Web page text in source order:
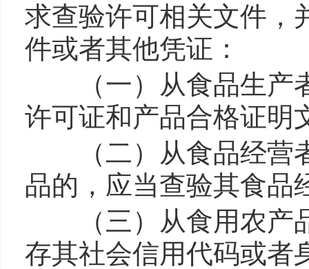
求查验许可相关文件，
件或者其他凭证：
（一）从食品生产者
许可证和产品合格证明
（二）从食品经营者
品的，应当查验其食品
（三）从食用农产品
存其社会信用代码或者